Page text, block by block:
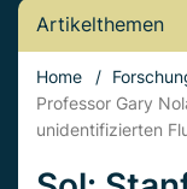
Artikelthemen
Home /
Professor Gary
unidentifizierten